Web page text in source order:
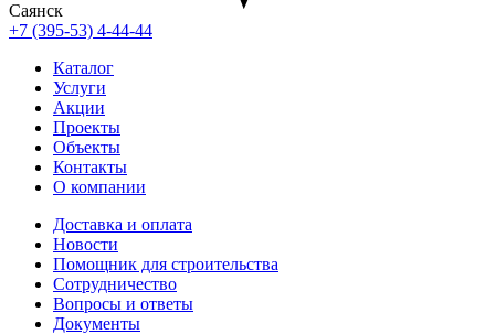
Саянск
+7 (395-53) 4-44-44
Каталог
Услуги
Акции
Проекты
Объекты
Контакты
О компании
Доставка и оплата
Новости
Помощник для строительства
Сотрудничество
Вопросы и ответы
Документы